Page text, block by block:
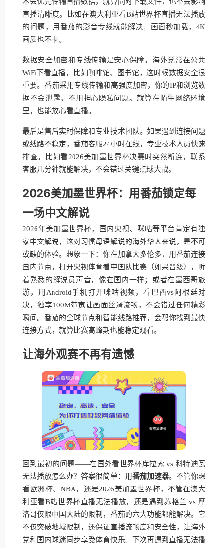
直播清晰度。比如在澳大利亚看B站世界杯直播无法播放
的问题，用番茄的影音专线就能解决，画面秒加载，4K
画质也不卡。
数据安全加密和专线传输是安心保障。海外党常在公共
WiFi下看直播，比如咖啡馆、图书馆，这时候数据安全很
重要。番茄采用专线传输和高强度加密，你的IP和浏览数
据不会泄露，不用担心隐私问题。就算在陌生网络环境
里，也能放心看直播。
最后是售后实时保障和专业技术团队。如果遇到连接问题
或线路不稳定，番茄客服24小时在线，专业技术人员快速
排查。比如看2026美加墨世界杯决赛时突然断连，联系
客服几分钟就能解决，不会错过关键点球大战。
2026美加墨世界杯：用番茄锁定每
一场中文解说
2026年美加墨世界杯，国内央视、咪咕等平台肯定有独
家中文解说，这对习惯母语解说的海外华人来说，是不可
或缺的体验。想象一下：你在加拿大多伦多，用番茄连接
国内节点，打开央视体育看中国队比赛（如果晋级），听
着熟悉的解说员声音，像在国内一样；或者在墨西哥旅
游，用Android手机打开咪咕视频，看巴西vs阿根廷对
决，独享100M带宽让画面丝滑流畅，不会错过任何精彩
瞬间。番茄的全球节点和智能线路推荐，会帮你找到最快
连接方式，就算比赛高峰期也能稳定观看。
让海外观赛不再有遗憾
回到最初的问题——在国外看世界杯库拉索 vs 科特迪瓦
无法播放怎么办？答案很简单：用番茄加速器。不管你想
看欧洲杯、NBA，还是2026美加墨世界杯，不管在澳大
利亚看B站世界杯直播无法播放，还是遇到苏格兰 vs 摩
洛哥仅限中国大陆的限制，番茄的六大功能都能解决。它
不仅突破地域限制，还保证直播流畅度和安全性，让海外
党和国内球迷同步享受体育快乐。下次再遇到直播无法播